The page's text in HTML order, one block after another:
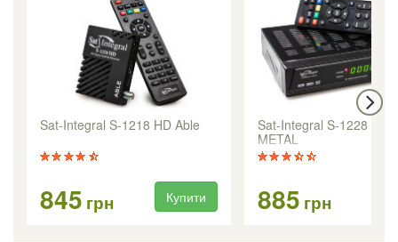
Sat-Integral S-1218 HD Able
845 грн Купити
Sat-Integral S-1228 HD
METAL
885 грн